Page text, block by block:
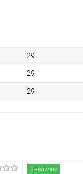
29
29
29
В наличии